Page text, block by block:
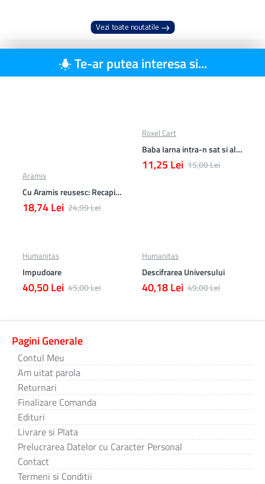
Vezi toate noutatile
Te-ar putea interesa si...
Aramis
Cu Aramis reusesc: Recapitulare si evaluare - Clasa a 4-a (Matematica, Stiinte ale naturii si Educatie civica)
18,74 Lei 24,99 Lei
Roxel Cart
Baba Iarna intra-n sat si alte poezii
11,25 Lei 15,00 Lei
Humanitas
Impudoare
40,50 Lei 45,00 Lei
Humanitas
Descifrarea Universului
40,18 Lei 49,00 Lei
Pagini Generale
Contul Meu
Am uitat parola
Returnari
Finalizare Comanda
Edituri
Livrare si Plata
Prelucrarea Datelor cu Caracter Personal
Contact
Termeni si Conditii